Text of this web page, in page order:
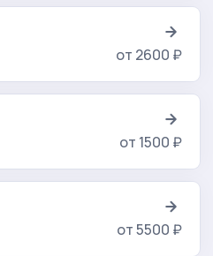
от 2600 ₽
от 1500 ₽
от 5500 ₽